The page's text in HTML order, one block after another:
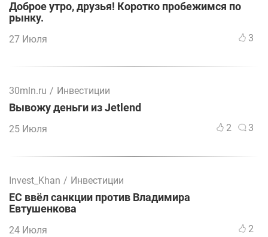
Доброе утро, друзья! Коротко пробежимся по
рынку.
27 Июля 3
30mln.ru / Инвестиции
Вывожу деньги из Jetlend
25 Июля 2 3
Invest_Khan / Инвестиции
ЕС ввёл санкции против Владимира
Евтушенкова
24 Июля 2